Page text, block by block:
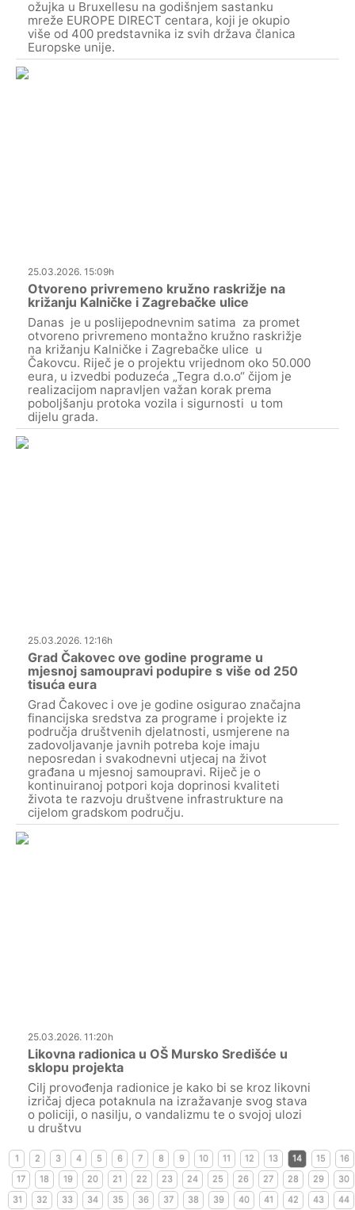
ožujka u Bruxellesu na godišnjem sastanku
mreže EUROPE DIRECT centara, koji je okupio
više od 400 predstavnika iz svih država članica
Europske unije.
25.03.2026. 15:09h
Otvoreno privremeno kružno raskrižje na
križanju Kalničke i Zagrebačke ulice
Danas je u poslijepodnevnim satima za promet
otvoreno privremeno montažno kružno raskrižje
na križanju Kalničke i Zagrebačke ulice u
Čakovcu. Riječ je o projektu vrijednom oko 50.000
eura, u izvedbi poduzeća „Tegra d.o.o“ čijom je
realizacijom napravljen važan korak prema
poboljšanju protoka vozila i sigurnosti u tom
dijelu grada.
25.03.2026. 12:16h
Grad Čakovec ove godine programe u
mjesnoj samoupravi podupire s više od 250
tisuća eura
Grad Čakovec i ove je godine osigurao značajna
financijska sredstva za programe i projekte iz
područja društvenih djelatnosti, usmjerene na
zadovoljavanje javnih potreba koje imaju
neposredan i svakodnevni utjecaj na život
građana u mjesnoj samoupravi. Riječ je o
kontinuiranoj potpori koja doprinosi kvaliteti
života te razvoju društvene infrastrukture na
cijelom gradskom području.
25.03.2026. 11:20h
Likovna radionica u OŠ Mursko Središće u
sklopu projekta
Cilj provođenja radionice je kako bi se kroz likovni
izričaj djeca potaknula na izražavanje svog stava
o policiji, o nasilju, o vandalizmu te o svojoj ulozi
u društvu
1 2 3 4 5 6 7 8 9 10 11 12 13 14 15
16
17
18 19 20 21 22 23 24 25 26 27 28 29
30
31
32 33 34 35 36 37 38 39 40 41 42 43 44